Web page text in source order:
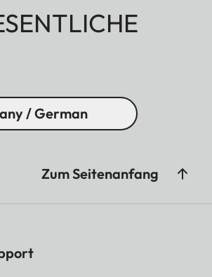
/ German
Zum Seitenanfang